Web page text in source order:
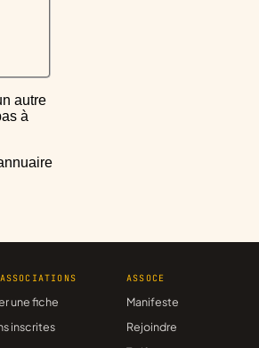
à
une fiche
inscrites
ASSOCE
Manifeste
Rejoindre